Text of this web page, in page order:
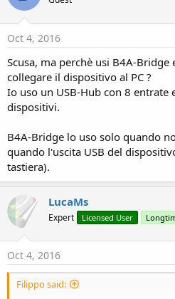
Oct 4, 2016
Scusa, ma perchè usi B4A-Bridge
collegare il dispositivo al PC ?
Io uso un USB-Hub con 8 entrate
dispositivi.
B4A-Bridge lo uso solo quando
quando l'uscita USB del
tastiera).
LucaMs
Expert Licensed User
Oct 4, 2016
Filippo said: